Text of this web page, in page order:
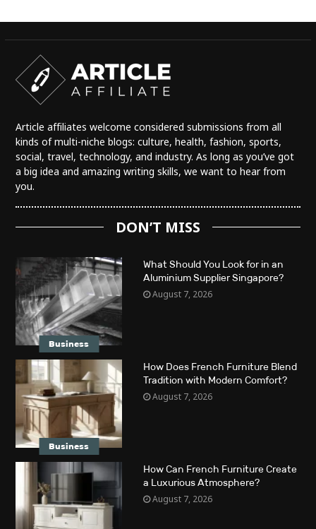
Article affiliates welcome considered submissions from all
kinds of multi-niche blogs: culture, health, fashion, sports,
social, travel, technology, and industry. As long as you’ve got
a big idea and amazing writing skills, we want to hear from
you.
DON’T MISS
Business
What Should You Look for in an
Aluminium Supplier Singapore?
August 7, 2026
Business
How Does French Furniture Blend
Tradition with Modern Comfort?
August 7, 2026
How Can French Furniture Create
a Luxurious Atmosphere?
August 7, 2026